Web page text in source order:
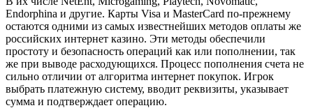
Endorphina и другие. Карты Visa и MasterCard по-прежнему
остаются одними из самых известнейших методов оплаты же
российских интернет казино. Эти методы обеспечили
простоту и безопасность операций как или пополнении, так
же при выводе расходующихся. Процесс пополнения счета не
сильно отличии от алгоритма интернет покупок. Игрок
выбрать платежную систему, вводит реквизиты, указывает
сумма и подтверждает операцию.